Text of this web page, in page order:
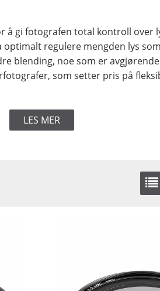
å gi fotografen total kontroll over
regulere mengden lys
blending, noe som er
som setter pris på
LES MER